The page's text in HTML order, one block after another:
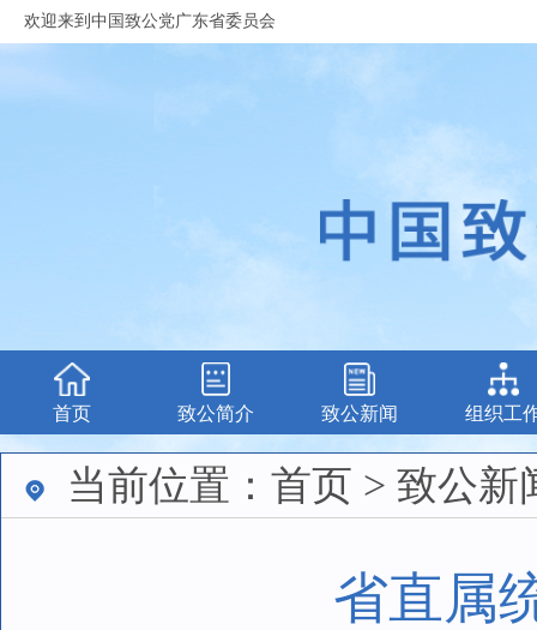
欢迎来到中国致公党广东省委员会
首页 致公简介 致公新闻 组织工
当前位置：首页 > 致公新
省直属